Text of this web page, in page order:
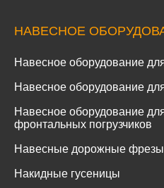
НАВЕСНОЕ
Навесное оборудование
Навесное оборудование
Навесное оборудование
фронтальных погрузчиков
Навесные дорожные фрезы
Накидные гусеницы